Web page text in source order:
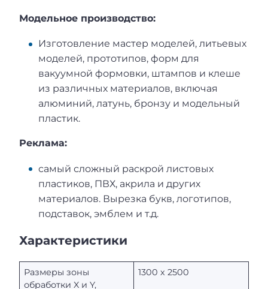
Модельное производство:
Изготовление мастер моделей, литьевых
моделей, прототипов, форм для
вакуумной формовки, штампов и клеше
из различных материалов, включая
алюминий, латунь, бронзу и модельный
пластик.
Реклама:
самый сложный раскрой листовых
пластиков, ПВХ, акрила и других
материалов. Вырезка букв, логотипов,
подставок, эмблем и т.д.
Характеристики
Размеры зоны
обработки X и Y,
1300 х 2500